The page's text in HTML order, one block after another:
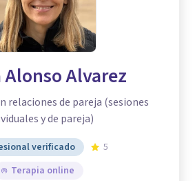
Alonso Alvarez
relaciones de pareja (sesiones
y de pareja)
verificado
5
Terapia online